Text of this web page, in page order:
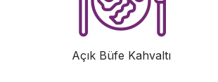
Açık Büfe Kahvaltı